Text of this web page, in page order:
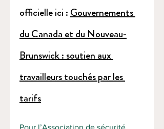
officielle ici : Gouvernements
du Canada et du Nouveau-
Brunswick : soutien aux
travailleurs touchés par les
tarifs
Pour l’Association de sécurité